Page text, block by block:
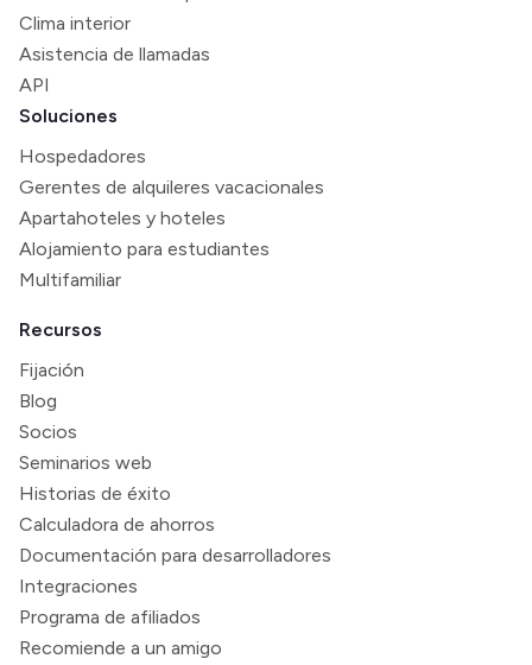
Clima interior
Asistencia de llamadas
API
Soluciones
Hospedadores
Gerentes de alquileres vacacionales
Apartahoteles y hoteles
Alojamiento para estudiantes
Multifamiliar
Recursos
Fijación
Blog
Socios
Seminarios web
Historias de éxito
Calculadora de ahorros
Documentación para desarrolladores
Integraciones
Programa de afiliados
Recomiende a un amigo